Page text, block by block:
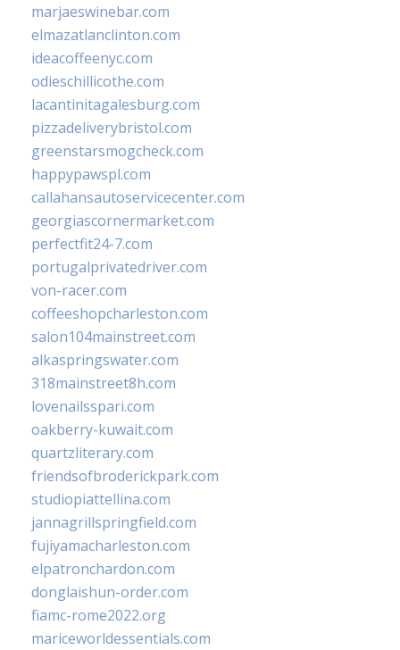
marjaeswinebar.com
elmazatlanclinton.com
ideacoffeenyc.com
odieschillicothe.com
lacantinitagalesburg.com
pizzadeliverybristol.com
greenstarsmogcheck.com
happypawspl.com
callahansautoservicecenter.com
georgiascornermarket.com
perfectfit24-7.com
portugalprivatedriver.com
von-racer.com
coffeeshopcharleston.com
salon104mainstreet.com
alkaspringswater.com
318mainstreet8h.com
lovenailsspari.com
oakberry-kuwait.com
quartzliterary.com
friendsofbroderickpark.com
studiopiattellina.com
jannagrillspringfield.com
fujiyamacharleston.com
elpatronchardon.com
donglaishun-order.com
fiamc-rome2022.org
mariceworldessentials.com